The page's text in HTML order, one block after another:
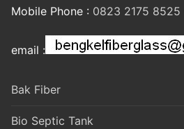
Mobile Phone : 0823 2175 8525
email :
Bak Fiber
Bio Septic Tank